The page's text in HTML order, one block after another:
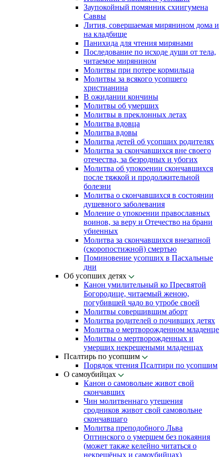
Заупокойный помянник схиигумена
Саввы
Лития, совершаемая мирянином дома и
на кладбище
Панихида для чтения мирянами
Последование по исходе души от тела,
читаемое мирянином
Молитвы при потере кормильца
Молитвы за всякого усопшего
христианина
В ожидании кончины
Молитвы об умерших
Молитвы в преклонных летах
Молитва вдовца
Молитва вдовы
Молитва детей об усопших родителях
Молитва за скончавшихся вне своего
отечества, за безродных и убогих
Молитва об упокоении скончавшихся
после тяжкой и продолжительной
болезни
Молитва о скончавшихся в состоянии
душевного заболевания
Моление о упокоении православных
воинов, за веру и Отечество на брани
убиенных
Молитва за скончавшихся внезапной
(скоропостижной) смертью
Поминовение усопших в Пасхальные
дни
Об усопших детях
Канон умилительный ко Пресвятой
Богородице, читаемый женою,
погубившей чадо во утробе своей
Молитвы совершившим аборт
Молитва родителей о почивших детях
Молитва о мертворожденном младенце
Молитвы о мертворожденных и
умерших некрещеными младенцах
Псалтирь по усопшим
Порядок чтения Псалтири по усопшим
О самоубийцах
Канон о самовольне живот свой
скончавших
Чин молитвеннаго утешения
сродников живот свой самовольне
скончавшаго
Молитва преподобного Льва
Оптинского о умершем без покаяния
(может также келейно читаться о
некрещёных и самоубийцах)